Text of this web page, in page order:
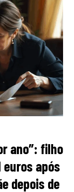
ano”: filho
euros após
depois de